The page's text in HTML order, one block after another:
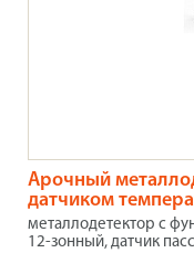
Арочный
датчиком
металлодетектор с
12-зонный, датчик